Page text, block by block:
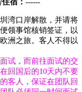
湾口岸解散，并请将
领事馆核销签证，以
洲之旅。客人不得以
试，而前往面试的交
回国后的10天内不要
客人，保证在团队回